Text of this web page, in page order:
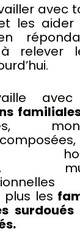
avec
les aider
relever
plus les